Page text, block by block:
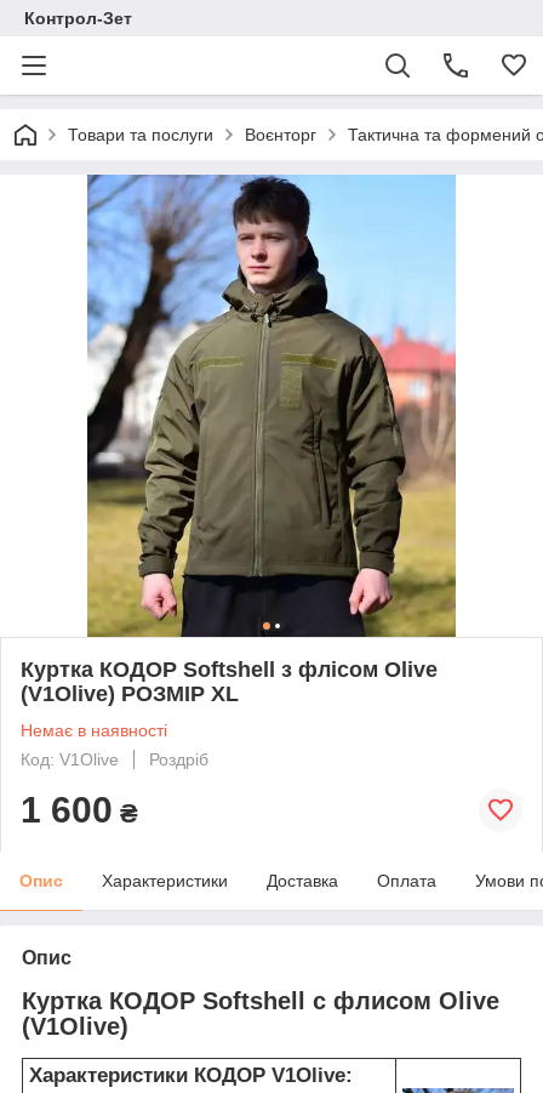
Контрол-Зет
Товари та послуги Воєнторг Тактична та формений
Куртка КОДОР Softshell з флісом Olive
(V1Olive) РОЗМІР XL
Немає в наявності
Код: V1Olive
Роздріб
1 600 ₴
Опис Характеристики Доставка Оплата Умови
Опис
Куртка КОДОР Softshell c флисом Olive
(V1Olive)
Характеристики КОДОР V1Olive: